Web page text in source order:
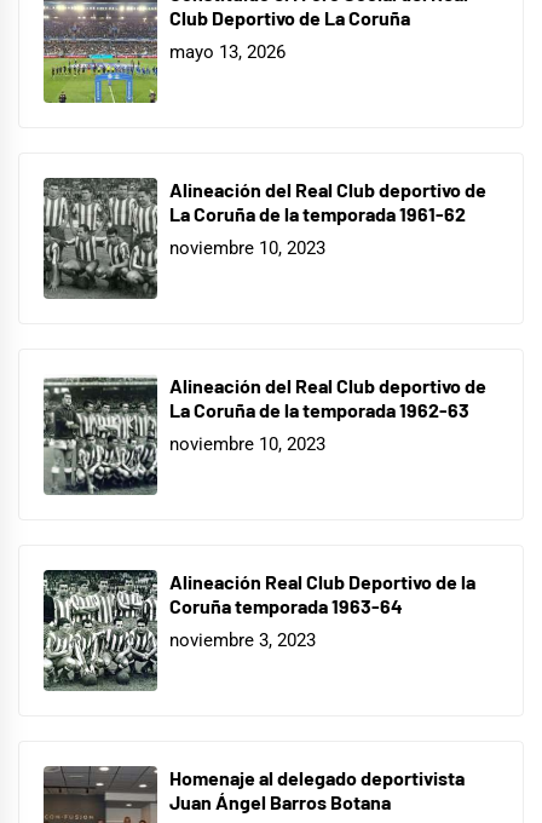
Club Deportivo de La Coruña
mayo 13, 2026
Alineación del Real Club deportivo de
La Coruña de la temporada 1961-62
noviembre 10, 2023
Alineación del Real Club deportivo de
La Coruña de la temporada 1962-63
noviembre 10, 2023
Alineación Real Club Deportivo de la
Coruña temporada 1963-64
noviembre 3, 2023
Homenaje al delegado deportivista
Juan Ángel Barros Botana